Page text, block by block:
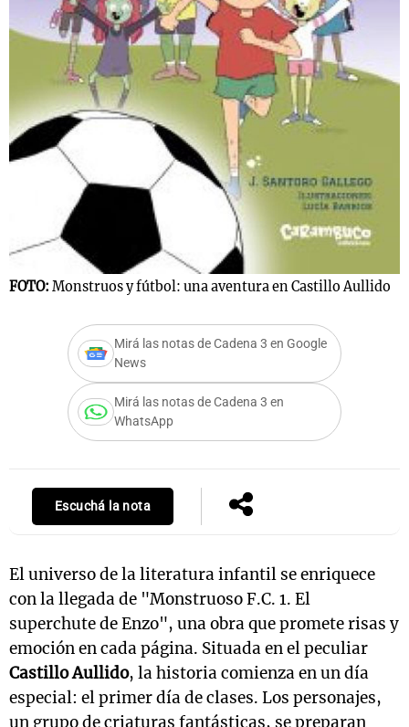
FOTO: Monstruos y fútbol: una aventura en Castillo Aullido
Mirá las notas de Cadena 3 en Google
News
Mirá las notas de Cadena 3 en
WhatsApp
Escuchá la nota
El universo de la literatura infantil se enriquece
con la llegada de "Monstruoso F.C. 1. El
superchute de Enzo", una obra que promete risas y
emoción en cada página. Situada en el peculiar
Castillo Aullido, la historia comienza en un día
especial: el primer día de clases. Los personajes,
un grupo de criaturas fantásticas, se preparan